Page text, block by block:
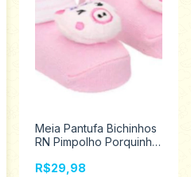
Meia Pantufa Bichinhos
RN Pimpolho Porquinha
R$29,98